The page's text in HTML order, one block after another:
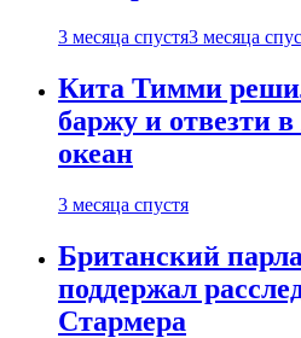
3 месяца спустя3 месяца
Кита Тимми
баржу и отвезти
океан
3 месяца спустя
Британский
поддержал
Стармера